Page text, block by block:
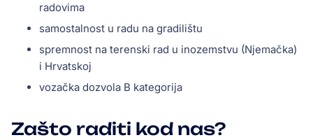
radovima
samostalnost u radu na gradilištu
spremnost na terenski rad u inozemstvu (Njemačka)
i Hrvatskoj
vozačka dozvola B kategorija
Zašto raditi kod nas?